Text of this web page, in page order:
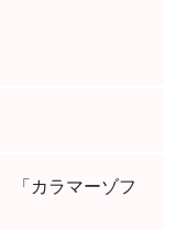
「カラマーゾフ